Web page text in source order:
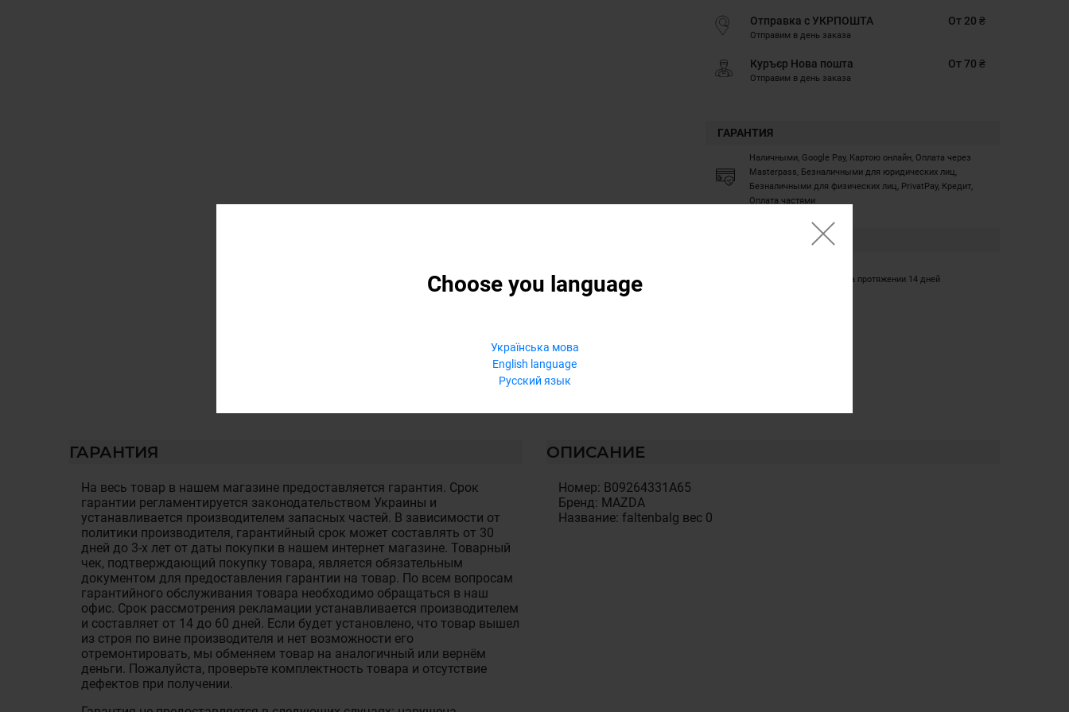
Choose you language
Українська мова
English language
Русский язык
Отправка с УКРПОШТА
Отправим в день заказа
От 20 ₴
Куръєр Нова пошта
Отправим в день заказа
От 70 ₴
ГАРАНТИЯ
Наличными, Google Pay, Картою онлайн, Оплата через
Masterpass, Безналичными для юридических лиц,
Безналичными для физических лиц, PrivatPay, Кредит,
Оплата частями
Обмен/возврат товара на протяжении 14 дней
ГАРАНТИЯ
На весь товар в нашем магазине предоставляется гарантия. Срок
гарантии регламентируется законодательством Украины и
устанавливается производителем запасных частей. В зависимости от
политики производителя, гарантийный срок может составлять от 30
дней до 3-х лет от даты покупки в нашем интернет магазине. Товарный
чек, подтверждающий покупку товара, является обязательным
документом для предоставления гарантии на товар. По всем вопросам
гарантийного обслуживания товара необходимо обращаться в наш
офис. Срок рассмотрения рекламации устанавливается производителем
и составляет от 14 до 60 дней. Если будет установлено, что товар вышел
из строя по вине производителя и нет возможности его
отремонтировать, мы обменяем товар на аналогичный или вернём
деньги. Пожалуйста, проверьте комплектность товара и отсутствие
дефектов при получении.
ОПИСАНИЕ
Номер: B09264331A65
Бренд: MAZDA
Название: faltenbalg вес 0